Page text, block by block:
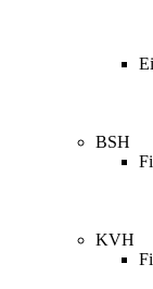
BSH
KVH